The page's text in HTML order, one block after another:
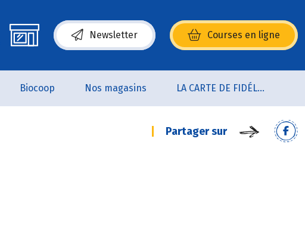
Newsletter Courses en ligne
(s’ouvre dans une nouvelle fenêtre)
Biocoop Nos magasins LA CARTE DE FIDÉLITÉ
Partager sur